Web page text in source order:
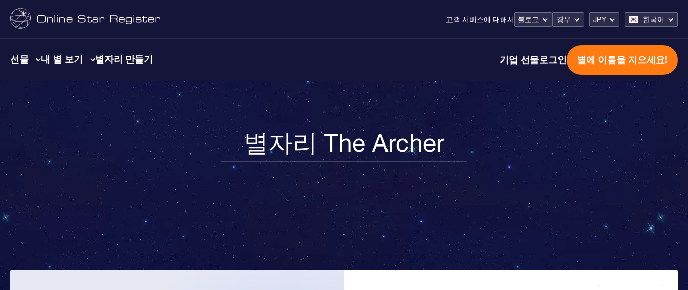
고객 서비스에 대해서 블로그 경우 JPY 한국어
선물 내 별 보기 별자리 만들기 기업 선물로그인 별에 이름을 지으세요!
별자리 The Archer